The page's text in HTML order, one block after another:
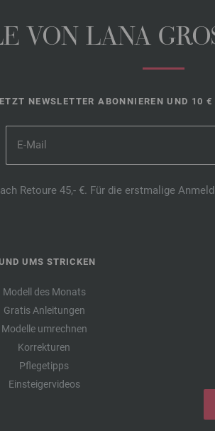
VON LANA
NEWSLETTER ABONNIEREN UND 10
Retoure 45,- €. Für die erstmalige
UMS STRICKEN
Modell des Monats
Gratis Anleitungen
Modelle umrechnen
Korrekturen
Pflegetipps
Einsteigervideos